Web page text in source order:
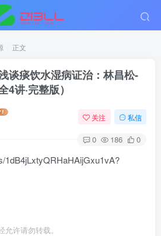
正文
谈痰饮水湿病证治：林昌松-
讲·完整版）
关注 私信
0 186 0
1dB4jLxtyQRHaHAijGxu1vA?
许请勿转载。